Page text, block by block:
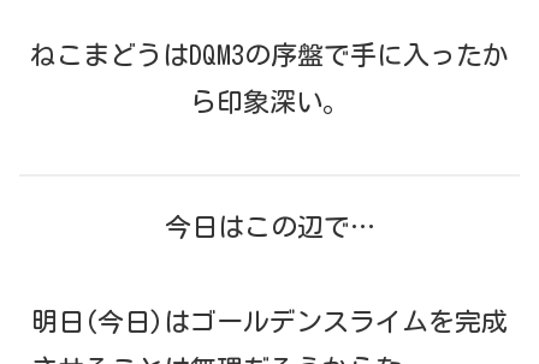
ねこまどうはDQM3の序盤で手に入ったか
ら印象深い。
今日はこの辺で…
明日(今日)はゴールデンスライムを完成